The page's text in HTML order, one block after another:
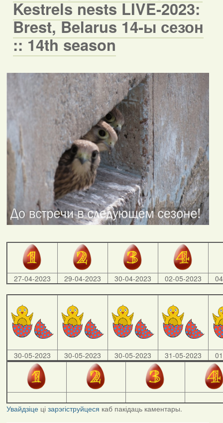
Kestrels nests LIVE-2023:
Brest, Belarus 14-ы сезон
:: 14th season
27-04-2023 29-04-2023 30-04-2023 02-05-2023
30-05-2023 30-05-2023 30-05-2023 31-05-2023
Увайдзіцеці зарэгіструйцеся каб пакідаць каментары.